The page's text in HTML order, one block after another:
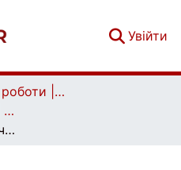
Увійти
Кваліфікаційні роботи | Qualifying works
Бакалаврські роботи | Bachelor theses
Дослідження каталітичних властивостей н-форм ієрархічних цеолітів різної топології та морфології в реакції синтезу ацеталей зі спиртів та альдегідів